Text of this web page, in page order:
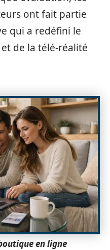
ont fait partie
qui a redéfini le
de la télé-réalité
en ligne